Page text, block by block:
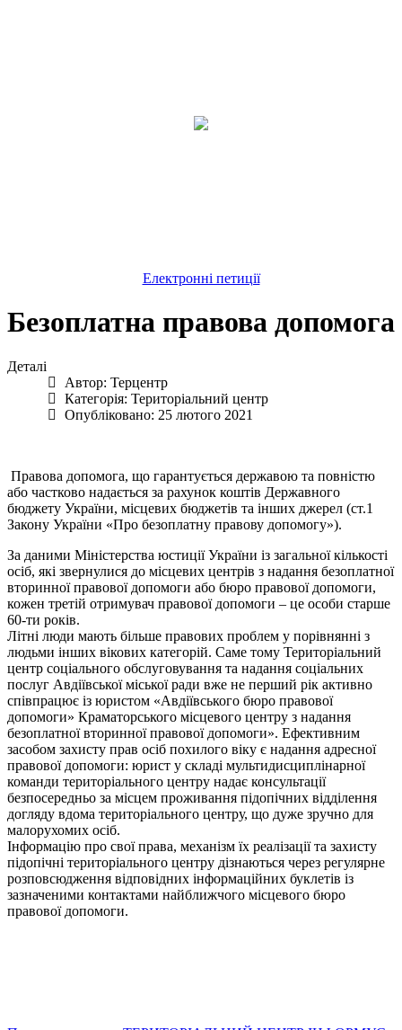
Електронні петиції
Безоплатна правова допомога
Деталі
Автор: Терцентр
Категорія: Територіальний центр
Опубліковано: 25 лютого 2021
Правова допомога, що гарантується державою та повністю
або частково надається за рахунок коштів Державного
бюджету України, місцевих бюджетів та інших джерел (ст.1
Закону України «Про безоплатну правову допомогу»).
За даними Міністерства юстиції України із загальної кількості
осіб, які звернулися до місцевих центрів з надання безоплатної
вторинної правової допомоги або бюро правової допомоги,
кожен третій отримувач правової допомоги – це особи старше
60-ти років.
Літні люди мають більше правових проблем у порівнянні з
людьми інших вікових категорій. Саме тому Територіальний
центр соціального обслуговування та надання соціальних
послуг Авдіївської міської ради вже не перший рік активно
співпрацює із юристом «Авдіївського бюро правової
допомоги» Краматорського місцевого центру з надання
безоплатної вторинної правової допомоги». Ефективним
засобом захисту прав осіб похилого віку є надання адресної
правової допомоги: юрист у складі мультидисциплінарної
команди територіального центру надає консультації
безпосередньо за місцем проживання підопічних відділення
догляду вдома територіального центру, що дуже зручно для
малорухомих осіб.
Інформацію про свої права, механізм їх реалізації та захисту
підопічні територіального центру дізнаються через регулярне
розповсюдження відповідних інформаційних буклетів із
зазначеними контактами найближчого місцевого бюро
правової допомоги.